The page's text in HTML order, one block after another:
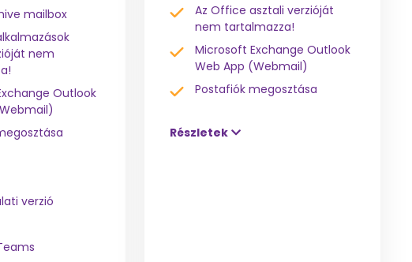
mailbox
nem
Outlook
verzió
Az Office asztali verzióját
nem tartalmazza!
Microsoft Exchange Outlook
Web App (Webmail)
Postafiók megosztása
Részletek